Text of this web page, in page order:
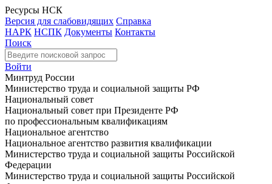
Ресурсы НСК
Версия для слабовидящих Справка
НАРК НСПК Документы Контакты
Поиск
Войти
Минтруд России
Министерство труда и социальной защиты РФ
Национальный совет
Национальный совет при Президенте РФ
по профессиональным квалификациям
Национальное агентство
Национальное агентство развития квалификации
Министерство труда и социальной защиты Российской
Федерации
Министерство труда и социальной защиты Российской